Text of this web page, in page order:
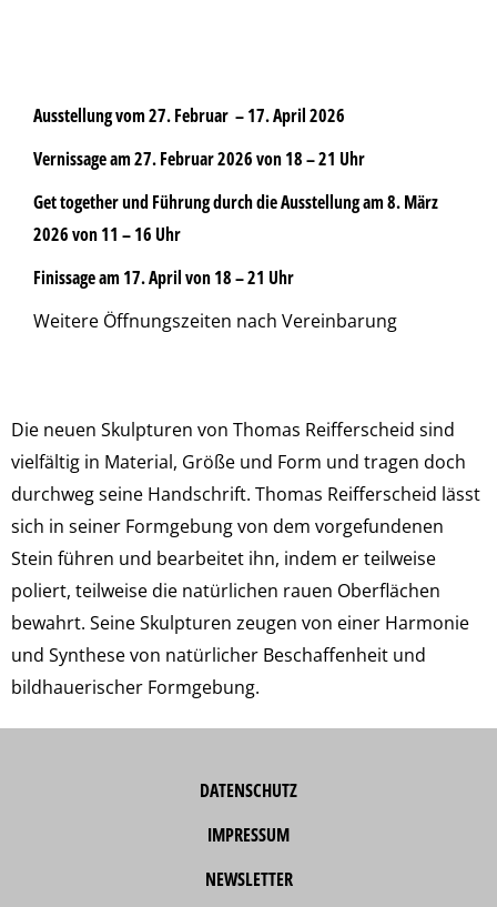
Ausstellung vom 27. Februar – 17. April 2026
Vernissage am 27. Februar 2026 von 18 – 21 Uhr
Get together und Führung durch die Ausstellung am 8. März
2026 von 11 – 16 Uhr
Finissage am 17. April von 18 – 21 Uhr
Weitere Öffnungszeiten nach Vereinbarung
Die neuen Skulpturen von Thomas Reifferscheid sind
vielfältig in Material, Größe und Form und tragen doch
durchweg seine Handschrift. Thomas Reifferscheid lässt
sich in seiner Formgebung von dem vorgefundenen
Stein führen und bearbeitet ihn, indem er teilweise
poliert, teilweise die natürlichen rauen Oberflächen
bewahrt. Seine Skulpturen zeugen von einer Harmonie
und Synthese von natürlicher Beschaffenheit und
bildhauerischer Formgebung.
DATENSCHUTZ
IMPRESSUM
NEWSLETTER